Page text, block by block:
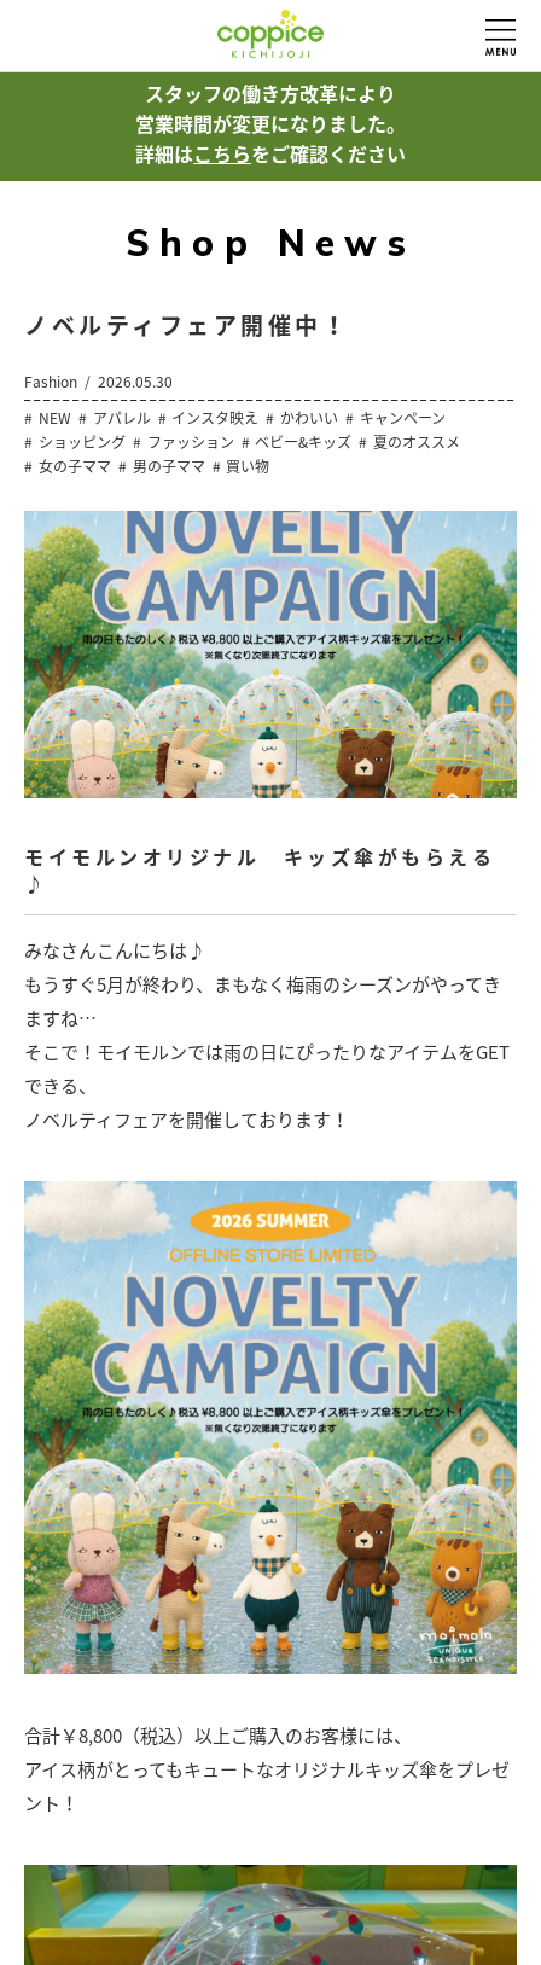
スタッフの働き方改革により
営業時間が変更になりました。
詳細はこちらをご確認ください
Shop News
ノベルティフェア開催中！
Fashion
2026.05.30
NEW
アパレル インスタ映え かわいい
キャンペーン
ショッピング
ファッション ベビー&キッズ
夏のオススメ
女の子ママ
男の子ママ 買い物
モイモルンオリジナル キッズ傘がもらえる
♪
みなさんこんにちは♪
もうすぐ5月が終わり、まもなく梅雨のシーズンがやってき
ますね…
そこで！モイモルンでは雨の日にぴったりなアイテムをGET
できる、
ノベルティフェアを開催しております！
合計￥8,800（税込）以上ご購入のお客様には、
アイス柄がとってもキュートなオリジナルキッズ傘をプレゼ
ント！